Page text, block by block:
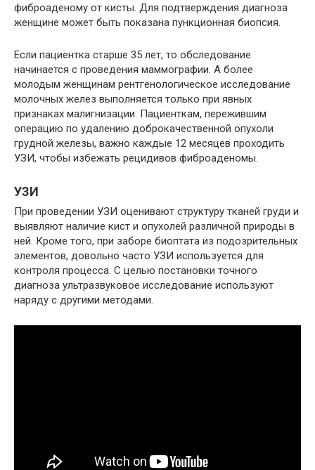
фиброаденому от кисты. Для подтверждения диагноза
женщине может быть показана пункционная биопсия.
Если пациентка старше 35 лет, то обследование
начинается с проведения маммографии. А более
молодым женщинам рентгенологическое исследование
молочных желез выполняется только при явных
признаках малигнизации. Пациенткам, пережившим
операцию по удалению доброкачественной опухоли
грудной железы, важно каждые 12 месяцев проходить
УЗИ, чтобы избежать рецидивов фиброаденомы.
УЗИ
При проведении УЗИ оценивают структуру тканей груди и
выявляют наличие кист и опухолей различной природы в
ней. Кроме того, при заборе биоптата из подозрительных
элементов, довольно часто УЗИ используется для
контроля процесса. С целью постановки точного
диагноза ультразвуковое исследование используют
наряду с другими методами.